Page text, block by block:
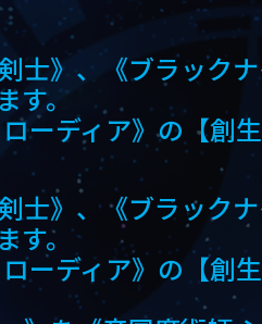
士》、《ブラック
す。
ローディア》の【
士》、《ブラック
。
ローディア》の【